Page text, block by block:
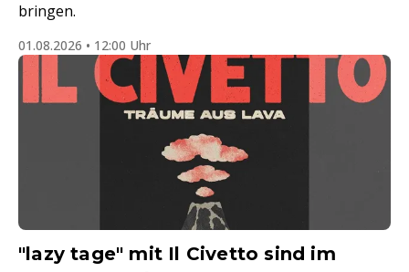
bringen.
01.08.2026 • 12:00 Uhr
"lazy tage" mit Il Civetto sind im